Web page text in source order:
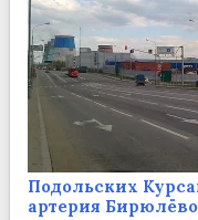
Подольских
артерия